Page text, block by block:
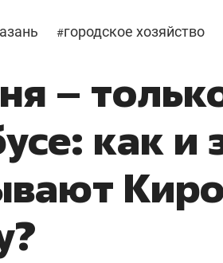
#городское хозяйство
–
как и